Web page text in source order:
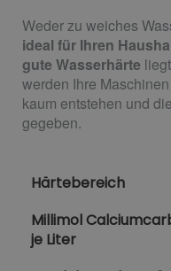
Weder zu weiches
ideal für Ihren
gute Wasserhärte
werden Ihre
kaum entstehen und
gegeben.
Härtebereich
Millimol
je Liter